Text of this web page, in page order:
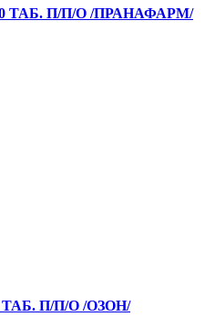
ТАБ. П/П/О /ПРАНАФАРМ/
П/П/О /ОЗОН/